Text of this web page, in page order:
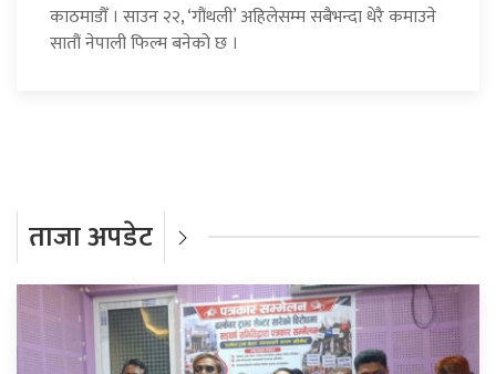
काठमाडौँ । साउन २२, ‘गौंथली’ अहिलेसम्म सबैभन्दा धेरै कमाउने
सातौं नेपाली फिल्म बनेको छ ।
ताजा अपडेट